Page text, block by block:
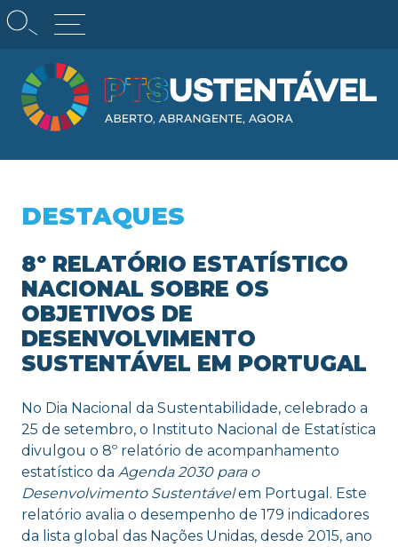
Observação:
este
inclui
um
sistema
acessibilidade.
Skip
to
DESTAQUES
8º RELATÓRIO ESTATÍSTICO
NACIONAL SOBRE OS
OBJETIVOS DE
DESENVOLVIMENTO
SUSTENTÁVEL EM PORTUGAL
No Dia Nacional da Sustentabilidade, celebrado a
25 de setembro, o Instituto Nacional de Estatística
divulgou o 8º relatório de acompanhamento
estatístico da Agenda 2030 para o
Desenvolvimento Sustentávelem Portugal. Este
relatório avalia o desempenho de 179 indicadores
da lista global das Nações Unidas, desde 2015, ano